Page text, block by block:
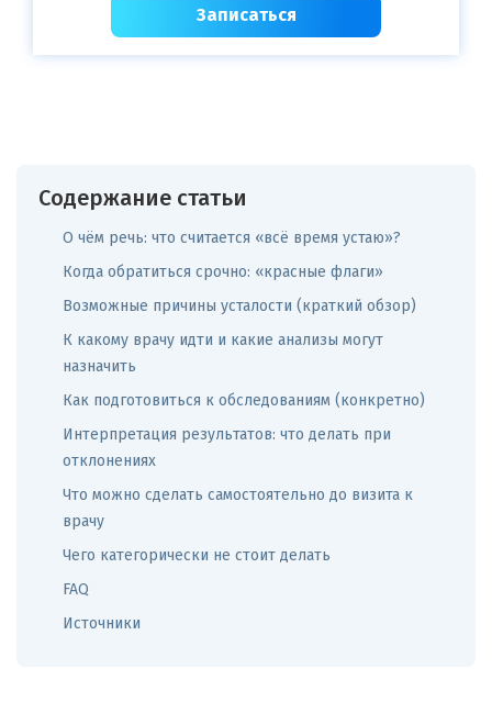
Записаться
Содержание статьи
О чём речь: что считается «всё время устаю»?
Когда обратиться срочно: «красные флаги»
Возможные причины усталости (краткий обзор)
К какому врачу идти и какие анализы могут
назначить
Как подготовиться к обследованиям (конкретно)
Интерпретация результатов: что делать при
отклонениях
Что можно сделать самостоятельно до визита к
врачу
Чего категорически не стоит делать
FAQ
Источники